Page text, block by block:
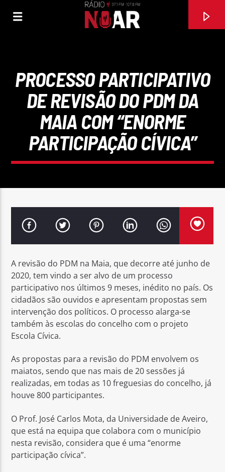
FAIXA ATUAL
97.1FM E 107.8 FM
RÁDIO NOAR
Rádio No ar
PROCESSO PARTICIPATIVO
DE REVISÃO DO PDM DA
MAIA COM “ENORME
PARTICIPAÇÃO CÍVICA”
A revisão do PDM na Maia, que decorre até junho de
2020, tem vindo a ser alvo de um processo
participativo nos últimos 9 meses, inédito no país. Os
cidadãos são ouvidos e apresentam propostas sem
intervenção dos políticos. O processo alarga-se
também às escolas do concelho com o projeto
Escola Cívica.
As propostas para a revisão do PDM envolvem os
maiatos, sendo que nas mais de 20 sessões já
realizadas, em todas as 10 freguesias do concelho, já
houve 800 participantes.
O Prof. José Carlos Mota, da Universidade de Aveiro,
que está na equipa que colabora com o município
nesta revisão, considera que é uma “enorme
participação cívica”.